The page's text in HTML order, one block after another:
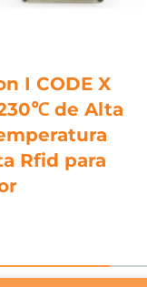
I CODE X
de Alta
Rfid para